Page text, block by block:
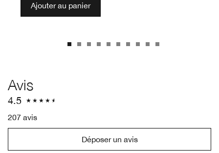
Ajouter au panier
Avis
4.5
207 avis
Déposer un avis